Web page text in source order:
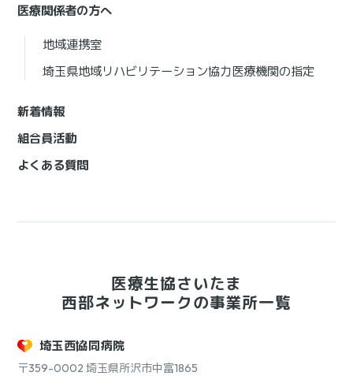
医療関係者の方へ
地域連携室
埼玉県地域リハビリテーション協力医療機関の指定
新着情報
組合員活動
よくある質問
医療生協さいたま
西部ネットワークの事業所一覧
埼玉西協同病院
〒359-0002 埼玉県所沢市中富1865